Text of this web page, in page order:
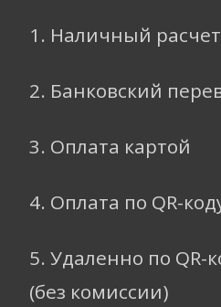
1. Наличный расчет
2. Банковский
3. Оплата картой
4. Оплата по QR-
5. Удаленно по QR-
(без комиссии)